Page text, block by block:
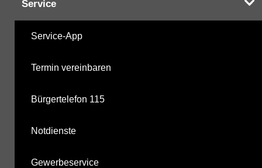
Service
Service-App
Termin vereinbaren
Bürgertelefon 115
Notdienste
Gewerbeservice